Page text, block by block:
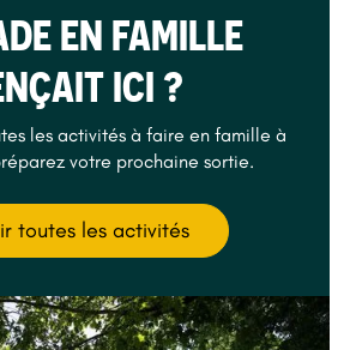
EN FAMILLE
ICI ?
les activités à faire en famille à
votre prochaine sortie.
toutes les activités